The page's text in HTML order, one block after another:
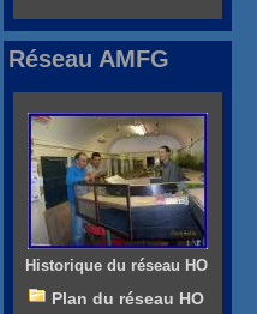
Réseau AMFG
Historique du réseau HO
Plan du réseau HO